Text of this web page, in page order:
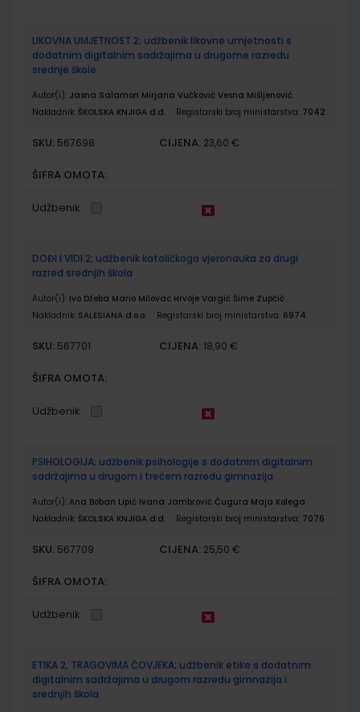
LIKOVNA UMJETNOST 2; udžbenik likovne umjetnosti s
dodatnim digitalnim sadržajima u drugome razredu
srednje škole
Autor(i): Jasna Salamon Mirjana Vučković Vesna Mišljenović
Nakladnik: ŠKOLSKA KNJIGA d.d. Registarski broj ministarstva: 7042
SKU: 567698 CIJENA: 23,60 €
ŠIFRA OMOTA:
Udžbenik
DOĐI I VIDI 2; udžbenik katoličkoga vjeronauka za drugi
razred srednjih škola
Autor(i): Ivo Džeba Mario Milovac Hrvoje Vargić Šime Zupčić
Nakladnik: SALESIANA d.o.o. Registarski broj ministarstva: 6974
SKU: 567701 CIJENA: 18,90 €
ŠIFRA OMOTA:
Udžbenik
PSIHOLOGIJA; udžbenik psihologije s dodatnim digitalnim
sadržajima u drugom i trećem razredu gimnazija
Autor(i): Ana Boban Lipić Ivana Jambrović Čugura Maja Kolega
Nakladnik: ŠKOLSKA KNJIGA d.d. Registarski broj ministarstva: 7076
SKU: 567709 CIJENA: 25,50 €
ŠIFRA OMOTA:
Udžbenik
ETIKA 2, TRAGOVIMA ČOVJEKA; udžbenik etike s dodatnim
digitalnim sadržajima u drugom razredu gimnazija i
srednjih škola